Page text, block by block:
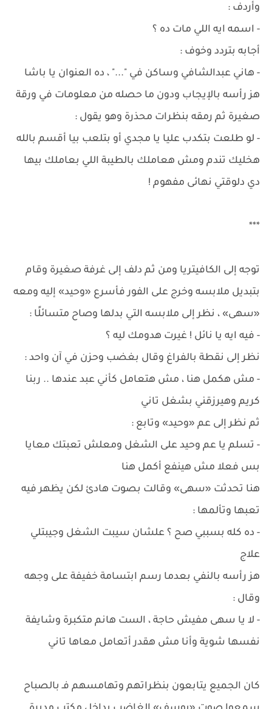
وأردف :
- اسمه ايه اللي مات ده ؟
أجابه بتردد وخوف :
- هاني عبدالشافي وساكن في "..." ، ده العنوان يا باشا
هز رأسه بالإيجاب ودون ما حصله من معلومات في ورقة
صغيرة ثم رمقه بنظرات محذرة وهو يقول :
- لو طلعت بتكدب عليا يا مجدي أو بتلعب بيا أقسم بالله
هخليك تندم ومش هعاملك بالطيبة اللي بعاملك بيها
دي دلوقتي نهائى مفهوم !
***
توجه إلى الكافيتريا ومن ثم دلف إلى غرفة صغيرة وقام
بتبديل ملابسه وخرج على الفور فأسرع «وحيد» إليه ومعه
«سهى» ، نظر إلى ملابسه التي بدلها وصاح متسائلًا :
- فيه ايه يا نائل ! غيرت هدومك ليه ؟
نظر إلى نقطة بالفراغ وقال بغضب وحزن في آن واحد :
- مش هكمل هنا ، مش هتعامل كأني عبد عندها .. ربنا
كريم وهيرزقني بشغل تاني
ثم نظر إلى عم «وحيد» وتابع :
- تسلم يا عم وحيد على الشغل ومعلش تعبتك معايا
بس فعلا مش هينفع أكمل هنا
هنا تحدثت «سهى» وقالت بصوت هادئ لكن يظهر فيه
تعبها وتألمها :
- ده كله بسببي صح ؟ علشان سيبت الشغل وجيبتلي
علاج
هز رأسه بالنفي بعدما رسم ابتسامة خفيفة على وجهه
وقال :
- لا يا سهى مفيش حاجة ، الست هانم متكبرة وشايفة
نفسها شوية وأنا مش هقدر أتعامل معاها تاني
كان الجميع يتابعون بنظراتهم وتهامسهم فـ بالصباح